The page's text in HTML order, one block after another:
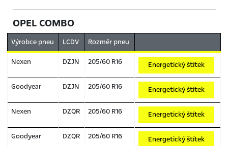
OPEL COMBO
Výrobce pneu LCDV Rozměr pneu
Nexen DZJN 205/60 R16 Energetický štítek
Goodyear DZJN 205/60 R16 Energetický štítek
Nexen DZQR 205/60 R16 Energetický štítek
Goodyear DZQR 205/60 R16 Energetický štítek